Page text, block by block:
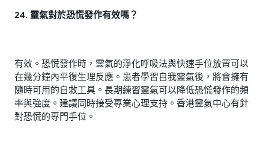
24. 靈氣對於恐慌發作有效嗎？
有效。恐慌發作時，靈氣的淨化呼吸法與快速手位放置可以
在幾分鐘內平復生理反應。患者學習自我靈氣後，將會擁有
隨時可用的自救工具。長期練習靈氣可以降低恐慌發作的頻
率與強度。建議同時接受專業心理支持。香港靈氣中心有針
對恐慌的專門手位。